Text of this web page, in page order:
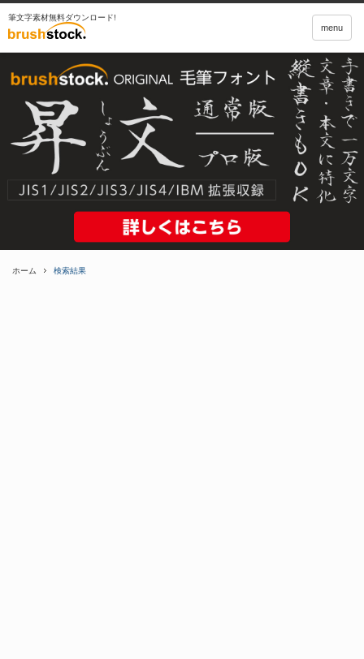
筆文字素材無料ダウンロード!
menu
ホーム 検索結果